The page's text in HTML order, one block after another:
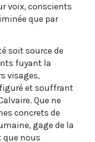
voix, conscients
que par
soit source de
fuyant la
visages,
et souffrant
Que ne
concrets de
gage de la
que nous